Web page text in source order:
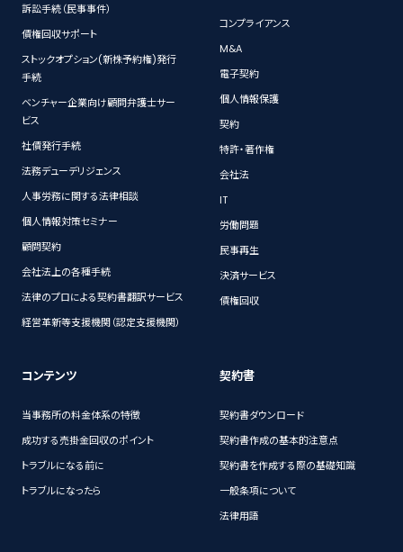
訴訟手続（民事事件）
債権回収サポート
ストックオプション(新株予約権)発行
手続
ベンチャー企業向け顧問弁護士サー
ビス
社債発行手続
法務デューデリジェンス
人事労務に関する法律相談
個人情報対策セミナー
顧問契約
会社法上の各種手続
法律のプロによる契約書翻訳サービス
経営革新等支援機関（認定支援機関）
コンプライアンス
M&A
電子契約
個人情報保護
契約
特許・著作権
会社法
IT
労働問題
民事再生
決済サービス
債権回収
コンテンツ
当事務所の料金体系の特徴
成功する売掛金回収のポイント
トラブルになる前に
トラブルになったら
契約書
契約書ダウンロード
契約書作成の基本的注意点
契約書を作成する際の基礎知識
一般条項について
法律用語